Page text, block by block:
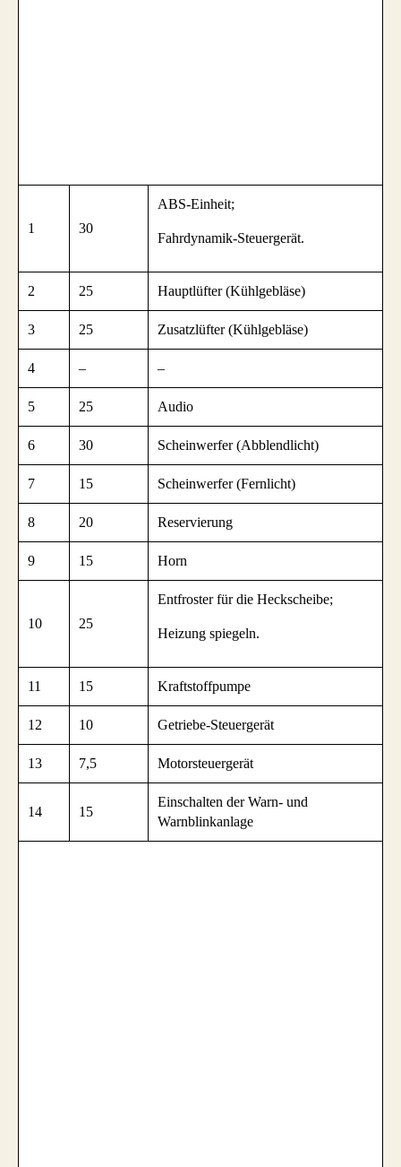
1 30
ABS-Einheit;
Fahrdynamik-Steuergerät.
2 25 Hauptlüfter (Kühlgebläse)
3 25 Zusatzlüfter (Kühlgebläse)
4 – –
5 25 Audio
6 30 Scheinwerfer (Abblendlicht)
7 15 Scheinwerfer (Fernlicht)
8 20 Reservierung
9 15 Horn
10 25
Entfroster für die Heckscheibe;
Heizung spiegeln.
11 15 Kraftstoffpumpe
12 10 Getriebe-Steuergerät
13 7,5 Motorsteuergerät
14 15
Einschalten der Warn- und
Warnblinkanlage